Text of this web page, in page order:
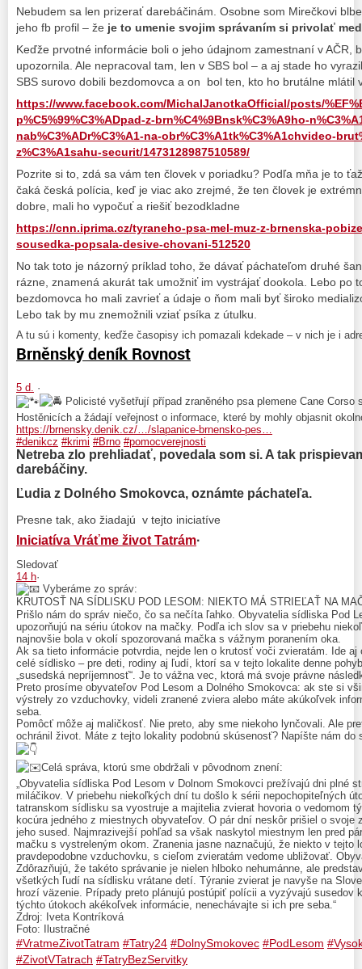
Nebudem sa len prizerať darebáčinám. Osobne som Mirečkovi
jeho fb profil – že je to umenie svojim správaním si privolať
Keďže prvotné informácie boli o jeho údajnom zamestnaní v AČR,
upozornila. Ale nepracoval tam, len v SBS bol – a aj stade ho
SBS surovo dobili bezdomovca a on bol ten, kto ho brutálne mlátil
https://www.facebook.com/MichalJanotkaOfficial/posts/
p%C5%99%C3%ADpad-z-brn%C4%9Bnsk%C3%A9ho-
nab%C3%ADr%C3%A1-na-obr%C3%A1tk%C3%A1chvideo-
z%C3%A1sahu-securit/1473128987510589/
Pozrite si to, zdá sa vám ten človek v poriadku? Podľa mňa je to
čaká česká polícia, keď je viac ako zrejmé, že ten človek je
dobre, mali ho vypočuť a riešiť bezodkladne
https://cnn.iprima.cz/tyraneho-psa-mel-muz-z-brnenska-
sousedka-popsala-desive-chovani-512520
No tak toto je názorný príklad toho, že dávať páchateľom druhé
rázne, znamená akurát tak umožniť im vystrájať dookola. Lebo po
bezdomovca ho mali zavrieť a údaje o ňom mali byť široko
Lebo tak by mu znemožnili vziať psíka z útulku.
A tu sú i komenty, keďže časopisy ich pomazali kdekade – v nich je i
Brněnský deník Rovnost
5 d. ·
Policisté vyšetřují případ zraněného psa plemene Cane Corso
Hostěnicích a žádají veřejnost o informace, které by mohly objasnit
https://brnensky.denik.cz/…/slapanice-brnensko-pes…
#denikcz #krimi #Brno #pomocverejnosti
Netreba zlo prehliadať, povedala som si. A tak
darebáčiny.
Ľudia z Dolného Smokovca, oznámte páchateľa.
Presne tak, ako žiadajú v tejto iniciatíve
Iniciatíva Vráťme život Tatrám·
Sledovať
14 h·
Vyberáme zo správ:
KRUTOSŤ NA SÍDLISKU POD LESOM: NIEKTO MÁ STRIEĽAŤ NA
Prišlo nám do správ niečo, čo sa nečíta ľahko. Obyvatelia sídliska Pod
upozorňujú na sériu útokov na mačky. Podľa ich slov sa v priebehu
najnovšie bola v okolí spozorovaná mačka s vážnym poranením oka.
Ak sa tieto informácie potvrdia, nejde len o krutosť voči zvieratám. Ide aj
celé sídlisko – pre deti, rodiny aj ľudí, ktorí sa v tejto lokalite denne
„susedská nepríjemnosť“. Je to vážna vec, ktorá má svoje právne
Preto prosíme obyvateľov Pod Lesom a Dolného Smokovca: ak ste si
výstrely zo vzduchovky, videli zranené zviera alebo máte akúkoľvek
seba.
Pomôcť môže aj maličkosť. Nie preto, aby sme niekoho lynčovali. Ale
ochránil život. Máte z tejto lokality podobnú skúsenosť? Napíšte nám do
Celá správa, ktorú sme obdržali v pôvodnom znení:
„Obyvatelia sídliska Pod Lesom v Dolnom Smokovci prežívajú dni plné
miláčikov. V priebehu niekoľkých dní tu došlo k sérii nepochopiteľných
tatranskom sídlisku sa vyostruje a majitelia zvierat hovoria o vedomom
kocúra jedného z miestnych obyvateľov. O pár dní neskôr prišiel o svoje
jeho sused. Najmrazivejší pohľad sa však naskytol miestnym len pred
mačku s vystreleným okom. Zranenia jasne naznačujú, že niekto v tejto
pravdepodobne vzduchovku, s cieľom zvieratám vedome ubližovať.
Zdôrazňujú, že takéto správanie je nielen hlboko nehumánne, ale
všetkých ľudí na sídlisku vrátane detí. Týranie zvierat je navyše na
hrozí väzenie. Prípady preto plánujú postúpiť polícii a vyzývajú susedov
týchto útokoch akékoľvek informácie, nenechávajte si ich pre seba.“
Zdroj: Iveta Kontríková
Foto: Ilustračné
#VratmeZivotTatram #Tatry24 #DolnySmokovec #PodLesom
#ZivotVTatrach #TatryBezServitky